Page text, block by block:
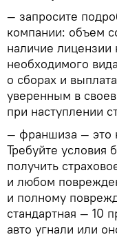
— запросите
компании: объем
наличие лицензии
необходимого
о сборах и
уверенным в
при наступлении
— франшиза — это
Требуйте
получить
и любом
и полному
стандартная — 10
авто угнали или